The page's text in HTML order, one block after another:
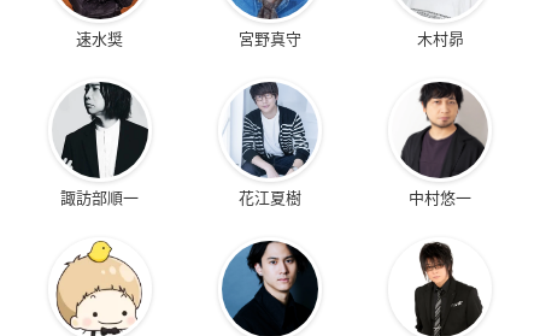
速水奨 宮野真守 木村昴
諏訪部順一 花江夏樹 中村悠一